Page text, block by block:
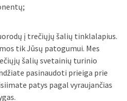
į trečiųjų šalių tinklalapius.
tik Jūsų patogumui. Mes
šalių svetainių turinio
pasinaudoti prieiga prie
patys pagal vyraujančias